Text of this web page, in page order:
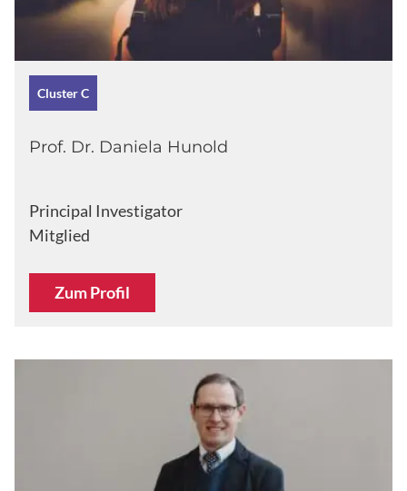
Cluster C
Prof. Dr. Daniela Hunold
Principal Investigator
Mitglied
Zum Profil